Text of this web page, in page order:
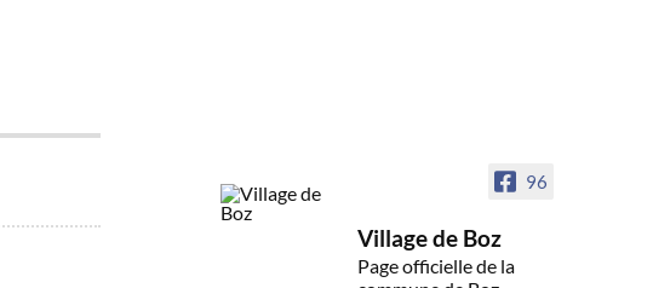
96
Village de Boz
Page officielle de la